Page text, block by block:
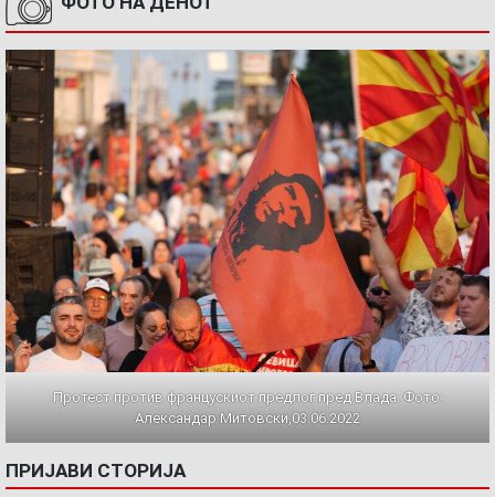
Протест против францускиот предлог пред Влада. Фото:
Александар Митовски,03.06.2022
ПРИЈАВИ СТОРИЈА